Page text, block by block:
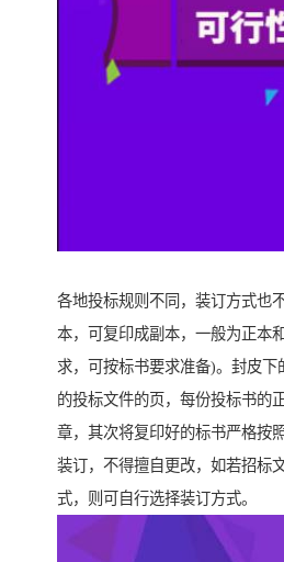
各地投标规则不同，装订方式也
本，可复印成副本，一般为正本
求，可按标书要求准备)。封皮下
的投标文件的页，每份投标书的
章，其次将复印好的标书严格按
装订，不得擅自更改，如若招标
式，则可自行选择装订方式。